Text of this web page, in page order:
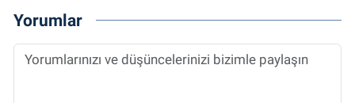
Yorumlar